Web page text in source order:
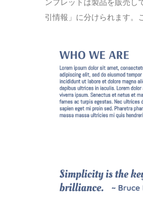
引情報」に分けられます。